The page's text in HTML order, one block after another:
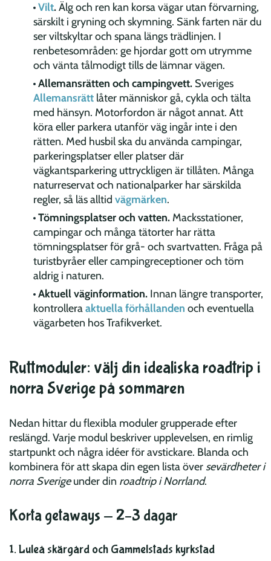
Vilt.Älg och ren kan korsa vägar utan förvarning,
särskilt i gryning och skymning. Sänk farten när du
ser viltskyltar och spana längs trädlinjen. I
renbetesområden: ge hjordar gott om utrymme
och vänta tålmodigt tills de lämnar vägen.
Allemansrätten och campingvett. Sveriges
Allemansrätt låter människor gå, cykla och tälta
med hänsyn. Motorfordon är något annat. Att
köra eller parkera utanför väg ingår inte i den
rätten. Med husbil ska du använda campingar,
parkeringsplatser eller platser där
vägkantsparkering uttryckligen är tillåten. Många
naturreservat och nationalparker har särskilda
regler, så läs alltid vägmärken.
Tömningsplatser och vatten. Macksstationer,
campingar och många tätorter har rätta
tömningsplatser för grå- och svartvatten. Fråga på
turistbyråer eller campingreceptioner och töm
aldrig i naturen.
Aktuell väginformation. Innan längre transporter,
kontrolleraaktuella förhållanden och eventuella
vägarbeten hos Trafikverket.
Ruttmoduler: välj din idealiska roadtrip i
norra Sverige på sommaren
Nedan hittar du flexibla moduler grupperade efter
reslängd. Varje modul beskriver upplevelsen, en rimlig
startpunkt och några idéer för avstickare. Blanda och
kombinera för att skapa din egen lista över sevärdheter i
norra Sverigeunder din roadtrip i Norrland.
Korta getaways — 2–3 dagar
1. Luleå skärgård och Gammelstads kyrkstad